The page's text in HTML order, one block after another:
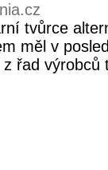
tvůrce
měl v
z řad výrobců